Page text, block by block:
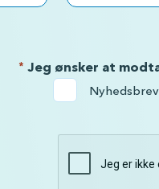
Jeg ønsker at
*
Nyhedsbrev